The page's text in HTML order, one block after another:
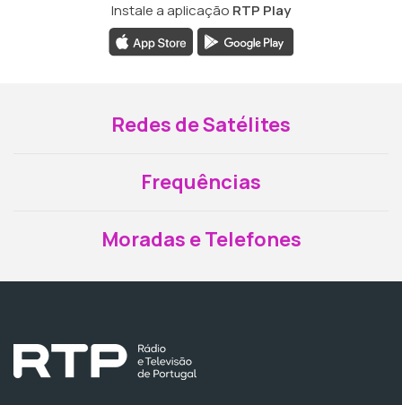
Instale a aplicação RTP Play
Redes de Satélites
Frequências
Moradas e Telefones